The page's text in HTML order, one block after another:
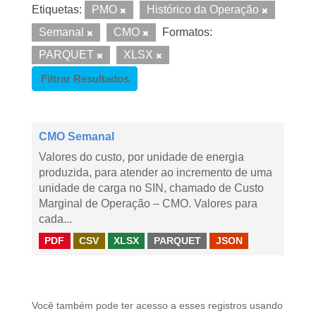
Etiquetas: PMO
Histórico da Operação
Semanal
CMO
Formatos:
PARQUET
XLSX
Filtrar Resultados
CMO Semanal
Valores do custo, por unidade de energia
produzida, para atender ao incremento de uma
unidade de carga no SIN, chamado de Custo
Marginal de Operação – CMO. Valores para
cada...
PDF CSV XLSX PARQUET JSON
Você também pode ter acesso a esses registros usando